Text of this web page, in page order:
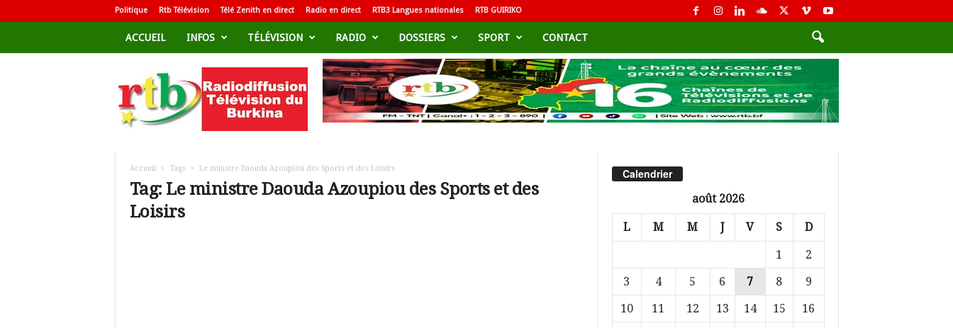
Politique Rtb Télévision Télé Zenith en direct Radio en direct RTB3 Langues nationales RTB GUIRIKO
ACCUEIL INFOS TÉLÉVISION RADIO DOSSIERS SPORT CONTACT
d
i
Accueil Tags Le ministre Daouda Azoupiou des Sports et des Loisirs
Tag: Le ministre Daouda Azoupiou des Sports et des
Loisirs
Calendrier
août 2026
L M M J V S D
1
2
3
4 5 6 7 8
9
10
11 12 13 14 15
16